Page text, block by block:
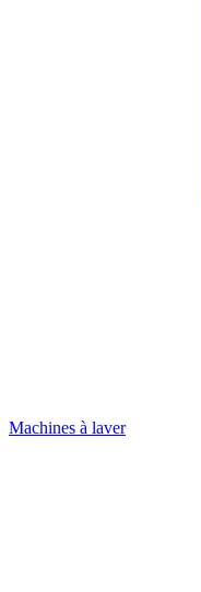
Machines à laver